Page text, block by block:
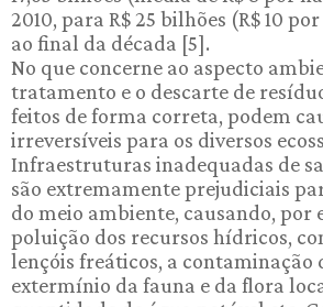
2010, para R$ 25 bilhões (R$ 10
ao final da década [5].
No que concerne ao aspecto
tratamento e o descarte de
feitos de forma correta, podem
irreversíveis para os diversos
Infraestruturas inadequadas de
são extremamente prejudiciais
do meio ambiente, causando, por
poluição dos recursos hídricos,
lençóis freáticos, a contaminação
extermínio da fauna e da flora